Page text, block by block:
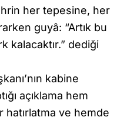
her tepesine, her
guyâ: “Artık bu
kalacaktır.” dediği
kabine
açıklama hem
ve hemde